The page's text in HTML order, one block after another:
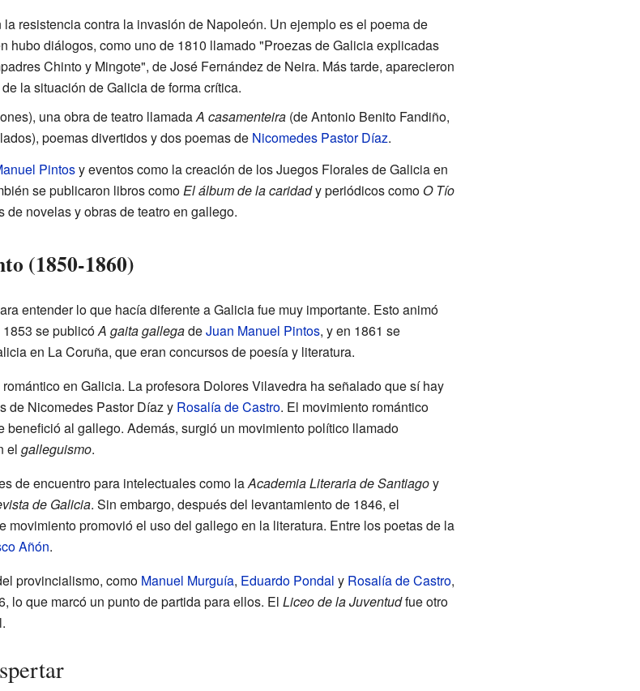
resistencia contra la invasión de Napoleón. Un ejemplo es el poema de
hubo diálogos, como uno de 1810 llamado "Proezas de Galicia explicadas
Chinto y Mingote", de José Fernández de Neira. Más tarde, aparecieron
la situación de Galicia de forma crítica.
una obra de teatro llamadaA casamenteira(de Antonio Benito Fandiño,
poemas divertidos y dos poemas de Nicomedes Pastor Díaz.
Pintosy eventos como la creación de los Juegos Florales de Galicia en
se publicaron libros comoEl álbum de la caridady periódicos como O Tío
de novelas y obras de teatro en gallego.
(1850-1860)
entender lo que hacía diferente a Galicia fue muy importante. Esto animó
1853 se publicóA gaita gallegadeJuan Manuel Pintos, y en 1861 se
en La Coruña, que eran concursos de poesía y literatura.
en Galicia. La profesora Dolores Vilavedra ha señalado que sí hay
de Nicomedes Pastor Díaz y Rosalía de Castro. El movimiento romántico
al gallego. Además, surgió un movimiento político llamado
el galleguismo.
de encuentro para intelectuales como laAcademia Literaria de Santiagoy
de Galicia. Sin embargo, después del levantamiento de 1846, el
promovió el uso del gallego en la literatura. Entre los poetas de la
Añón.
provincialismo, como Manuel Murguía, Eduardo Pondal y Rosalía de Castro,
lo que marcó un punto de partida para ellos. El Liceo de la Juventudfue otro